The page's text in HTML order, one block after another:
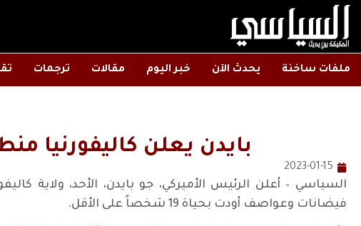
ملفات ساخنة يحدث الآن خبر اليوم مقالات ترجمات
بايدن يعلن كاليفورنيا
2023-01-15
السياسي – أعلن الرئيس الأميركي، جو بايدن، الأحد، ولاية
فيضانات وعواصف أودت بحياة 19 شخصاً على الأقل.